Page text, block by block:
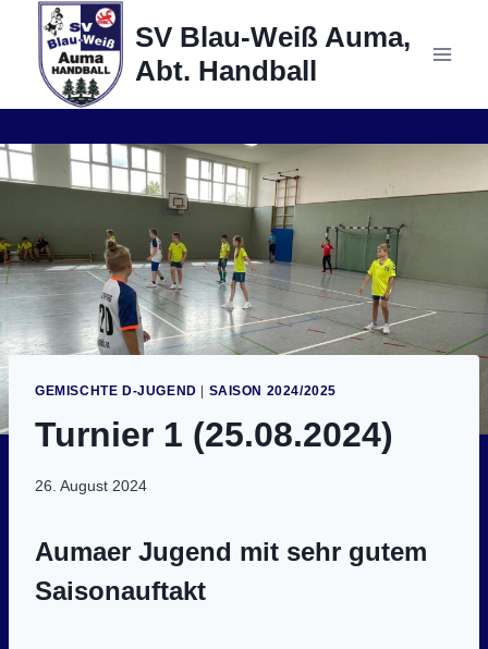
springen
SV Blau-Weiß Auma,
Abt. Handball
GEMISCHTE D-JUGEND | SAISON 2024/2025
Turnier 1 (25.08.2024)
26. August 2024
Aumaer Jugend mit sehr gutem
Saisonauftakt